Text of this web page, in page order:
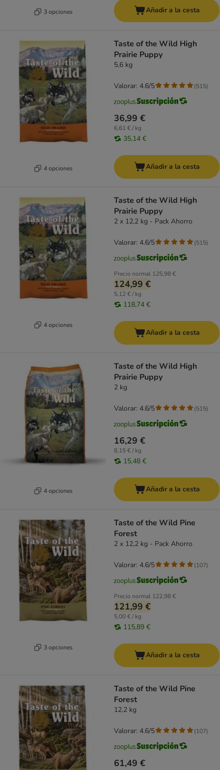
3 opciones Añadir a la cesta
4 opciones
Taste of the Wild High
Prairie Puppy
5,6 kg
36,99 €
6,61 € / kg
35,14 €
Valorar: 4.6/5 (515)
Añadir a la cesta
4 opciones
Taste of the Wild High
Prairie Puppy
2 x 12,2 kg - Pack Ahorro
Precio normal 125,98 €
124,99 €
5,12 € / kg
118,74 €
Valorar: 4.6/5 (515)
Añadir a la cesta
4 opciones
Taste of the Wild High
Prairie Puppy
2 kg
16,29 €
8,15 € / kg
15,48 €
Valorar: 4.6/5 (515)
Añadir a la cesta
3 opciones
Taste of the Wild Pine
Forest
2 x 12,2 kg - Pack Ahorro
Precio normal 122,98 €
121,99 €
5,00 € / kg
115,89 €
Valorar: 4.6/5 (107)
Añadir a la cesta
Taste of the Wild Pine
Forest
12,2 kg
61,49 €
Valorar: 4.6/5 (107)